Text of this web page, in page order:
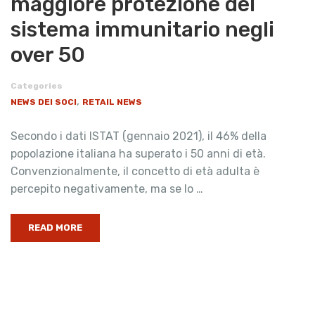
sistema immunitario negli
over 50
Categories
NEWS DEI SOCI, RETAIL NEWS
Secondo i dati ISTAT (gennaio 2021), il 46% della
popolazione italiana ha superato i 50 anni di età.
Convenzionalmente, il concetto di età adulta è
percepito negativamente, ma se lo …
READ MORE